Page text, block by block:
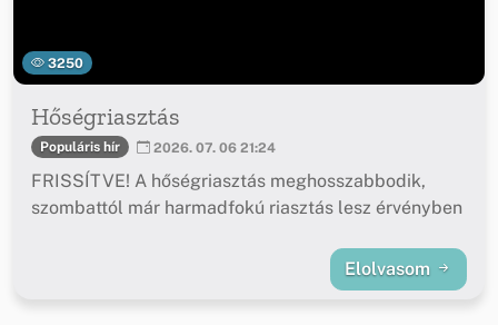
3250
Hőségriasztás
Populáris hír 2026. 07. 06 21:24
FRISSÍTVE! A hőségriasztás meghosszabbodik,
szombattól már harmadfokú riasztás lesz érvényben
Elolvasom